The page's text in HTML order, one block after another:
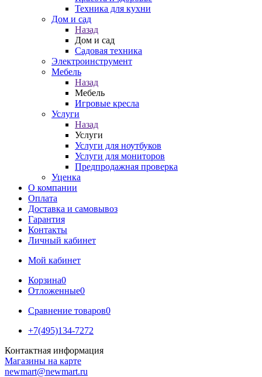
Техника для кухни
Дом и сад
Назад
Дом и сад
Садовая техника
Электроинструмент
Мебель
Назад
Мебель
Игровые кресла
Услуги
Назад
Услуги
Услуги для ноутбуков
Услуги для мониторов
Предпродажная проверка
Уценка
О компании
Оплата
Доставка и самовывоз
Гарантия
Контакты
Личный кабинет
Мой кабинет
Корзина0
Отложенные0
Сравнение товаров0
+7(495)134-7272
Контактная информация
Магазины на карте
newmart@newmart.ru